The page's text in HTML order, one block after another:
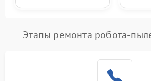
Этапы ремонта робота-